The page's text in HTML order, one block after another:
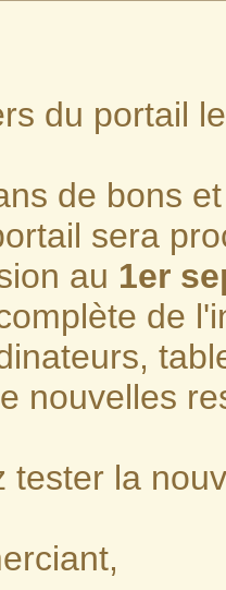
du portail
de bons
sera
au 1er
de
nouvelles
tester la